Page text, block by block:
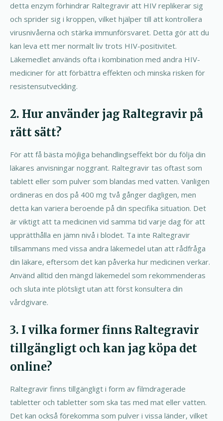
detta enzym förhindrar Raltegravir att HIV replikerar sig
och sprider sig i kroppen, vilket hjälper till att kontrollera
virusnivåerna och stärka immunförsvaret. Detta gör att du
kan leva ett mer normalt liv trots HIV-positivitet.
Läkemedlet används ofta i kombination med andra HIV-
mediciner för att förbättra effekten och minska risken för
resistensutveckling.
2. Hur använder jag Raltegravir på
rätt sätt?
För att få bästa möjliga behandlingseffekt bör du följa din
läkares anvisningar noggrant. Raltegravir tas oftast som
tablett eller som pulver som blandas med vatten. Vanligen
ordineras en dos på 400 mg två gånger dagligen, men
detta kan variera beroende på din specifika situation. Det
är viktigt att ta medicinen vid samma tid varje dag för att
upprätthålla en jämn nivå i blodet. Ta inte Raltegravir
tillsammans med vissa andra läkemedel utan att rådfråga
din läkare, eftersom det kan påverka hur medicinen verkar.
Använd alltid den mängd läkemedel som rekommenderas
och sluta inte plötsligt utan att först konsultera din
vårdgivare.
3. I vilka former finns Raltegravir
tillgängligt och kan jag köpa det
online?
Raltegravir finns tillgängligt i form av filmdragerade
tabletter och tabletter som ska tas med mat eller vatten.
Det kan också förekomma som pulver i vissa länder, vilket